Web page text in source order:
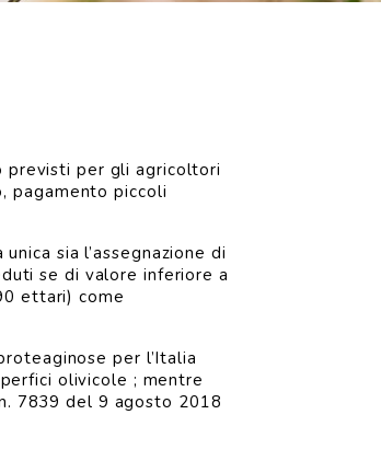
previsti per gli agricoltori
pagamento piccoli
sia l’assegnazione di
se di valore inferiore a
ettari) come
per l’Italia
olivicole ; mentre
7839 del 9 agosto 2018